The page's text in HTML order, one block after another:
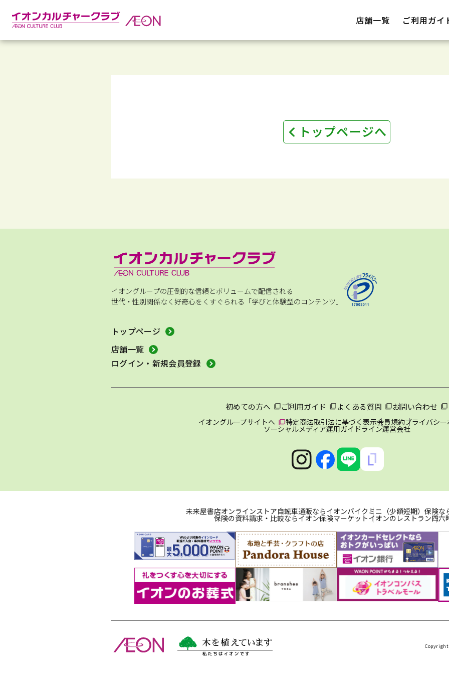
店舗一覧 ご利用ガイ
トップページへ
イオングループの圧倒的な信頼とボリュームで配信される
世代・性別関係なく好奇心をくすぐられる「学びと体験型のコンテンツ」
トップページ
店舗一覧
ログイン・新規会員登録
初めての方へ ご利用ガイド よくある質問 お問い合わせ
イオングループサイトへ 特定商法取引法に基づく表示会員規約プライバシ
ソーシャルメディア運用ガイドライン運営会社
未来屋書店オンラインストア自転車通販ならイオンバイク ミニ（少額短期）保険な
保険の資料請求・比較ならイオン保険マーケットイオンのレストラン四六
Copyright